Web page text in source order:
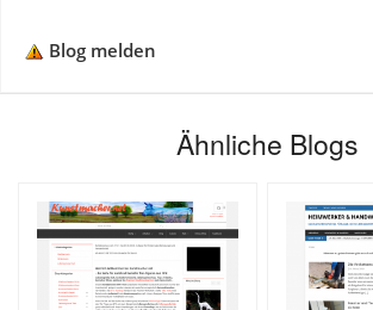
Blog melden
Ähnliche Blogs